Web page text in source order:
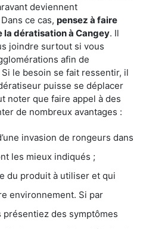
deviennent
ce cas, pensez à faire
la dératisation à Cangey. Il
joindre surtout si vous
afin de
le besoin se fait ressentir, il
puisse se déplacer
noter que faire appel à des
de nombreux avantages :
invasion de rongeurs dans
les mieux indiqués ;
du produit à utiliser et qui
environnement. Si par
des symptômes